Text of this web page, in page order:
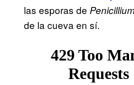
las esporas de
de la cueva en sí.